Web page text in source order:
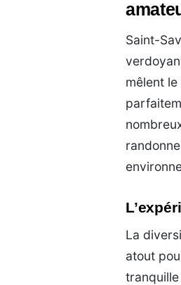
Saint-
mêlent
La
atout